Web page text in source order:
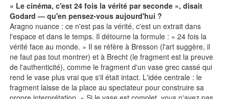
« Le cinéma, c'est 24 fois la vérité par seconde », disait
Godard — qu'en pensez-vous aujourd'hui ?
Aragno nuance : ce n'est pas la vérité, c'est un extrait dans
l'espace et dans le temps. Il détourne la formule : « 24 fois la
vérité face au monde. » Il se réfère à Bresson (l'art suggère, il
ne faut pas tout montrer) et à Brecht (le fragment est la preuve
de l'authenticité), comme le fragment d'un vase grec cassé qui
rend le vase plus vrai que s'il était intact. L'idée centrale : le
fragment laisse de la place au spectateur pour construire sa